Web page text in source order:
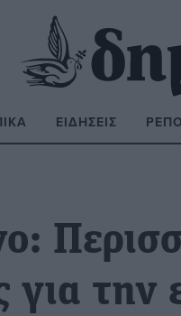
ΕΙΔΉΣΕΙΣ
για την